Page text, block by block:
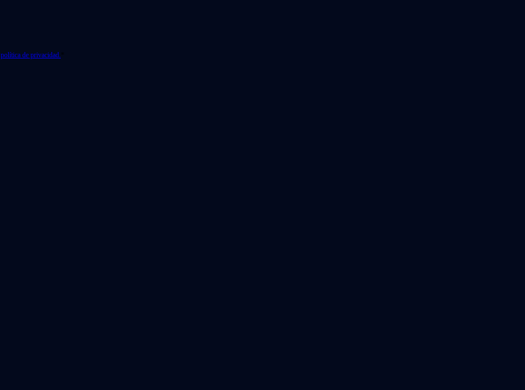
política de privacidad. *